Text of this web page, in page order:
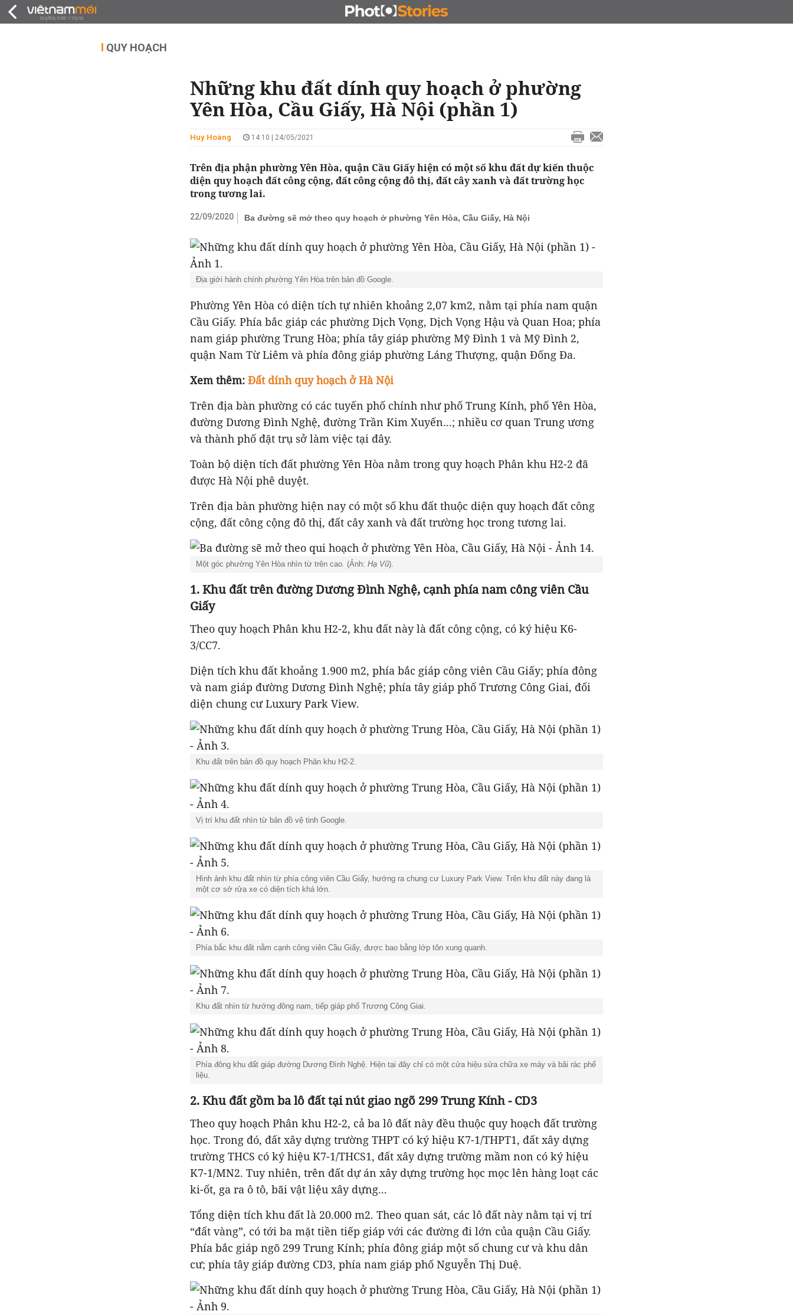
ĐẤU GIÁ - ĐẤU THẦU KINH DOANH
QUY HOẠCH
Những khu đất dính quy hoạch ở phường
Yên Hòa, Cầu Giấy, Hà Nội (phần 1)
Huy Hoàng 14:10 | 24/05/2021
Trên địa phận phường Yên Hòa, quận Cầu Giấy hiện có một số khu đất dự kiến thuộc
diện quy hoạch đất công cộng, đất công cộng đô thị, đất cây xanh và đất trường học
trong tương lai.
22/09/2020 Ba đường sẽ mở theo quy hoạch ở phường Yên Hòa, Cầu Giấy, Hà Nội
Địa giới hành chính phường Yên Hòa trên bản đồ Google.
Phường Yên Hòa có diện tích tự nhiên khoảng 2,07 km2, nằm tại phía nam quận
Cầu Giấy. Phía bắc giáp các phường Dịch Vọng, Dịch Vọng Hậu và Quan Hoa; phía
nam giáp phường Trung Hòa; phía tây giáp phường Mỹ Đình 1 và Mỹ Đình 2,
quận Nam Từ Liêm và phía đông giáp phường Láng Thượng, quận Đống Đa.
Xem thêm: Đất dính quy hoạch ở Hà Nội
Trên địa bàn phường có các tuyến phố chính như phố Trung Kính, phố Yên Hòa,
đường Dương Đình Nghệ, đường Trần Kim Xuyến...; nhiều cơ quan Trung ương
và thành phố đặt trụ sở làm việc tại đây.
Toàn bộ diện tích đất phường Yên Hòa nằm trong quy hoạch Phân khu H2-2 đã
được Hà Nội phê duyệt.
Trên địa bàn phường hiện nay có một số khu đất thuộc diện quy hoạch đất công
cộng, đất công cộng đô thị, đất cây xanh và đất trường học trong tương lai.
Một góc phường Yên Hòa nhìn từ trên cao. (Ảnh: Hạ Vũ).
1. Khu đất trên đường Dương Đình Nghệ, cạnh phía nam công viên Cầu
Giấy
Theo quy hoạch Phân khu H2-2, khu đất này là đất công cộng, có ký hiệu K6-
3/CC7.
Diện tích khu đất khoảng 1.900 m2, phía bắc giáp công viên Cầu Giấy; phía đông
và nam giáp đường Dương Đình Nghệ; phía tây giáp phố Trương Công Giai, đối
diện chung cư Luxury Park View.
Khu đất trên bản đồ quy hoạch Phân khu H2-2.
Vị trí khu đất nhìn từ bản đồ vệ tinh Google.
Hình ảnh khu đất nhìn từ phía công viên Cầu Giấy, hướng ra chung cư Luxury Park View. Trên khu đất này đang là
một cơ sở rửa xe có diện tích khá lớn.
Phía bắc khu đất nằm cạnh công viên Cầu Giấy, được bao bằng lớp tôn xung quanh.
Khu đất nhìn từ hướng đông nam, tiếp giáp phố Trương Công Giai.
Phía đông khu đất giáp đường Dương Đình Nghệ. Hiện tại đây chỉ có một cửa hiệu sửa chữa xe máy và bãi rác phế
liệu.
2. Khu đất gồm ba lô đất tại nút giao ngõ 299 Trung Kính - CD3
Theo quy hoạch Phân khu H2-2, cả ba lô đất này đều thuộc quy hoạch đất trường
học. Trong đó, đất xây dựng trường THPT có ký hiệu K7-1/THPT1, đất xây dựng
trường THCS có ký hiệu K7-1/THCS1, đất xây dựng trường mầm non có ký hiệu
K7-1/MN2. Tuy nhiên, trên đất dự án xây dựng trường học mọc lên hàng loạt các
ki-ốt, ga ra ô tô, bãi vật liệu xây dựng...
Tổng diện tích khu đất là 20.000 m2. Theo quan sát, các lô đất này nằm tại vị trí
“đất vàng”, có tới ba mặt tiền tiếp giáp với các đường đi lớn của quận Cầu Giấy.
Phía bắc giáp ngõ 299 Trung Kính; phía đông giáp một số chung cư và khu dân
cư; phía tây giáp đường CD3, phía nam giáp phố Nguyễn Thị Duệ.